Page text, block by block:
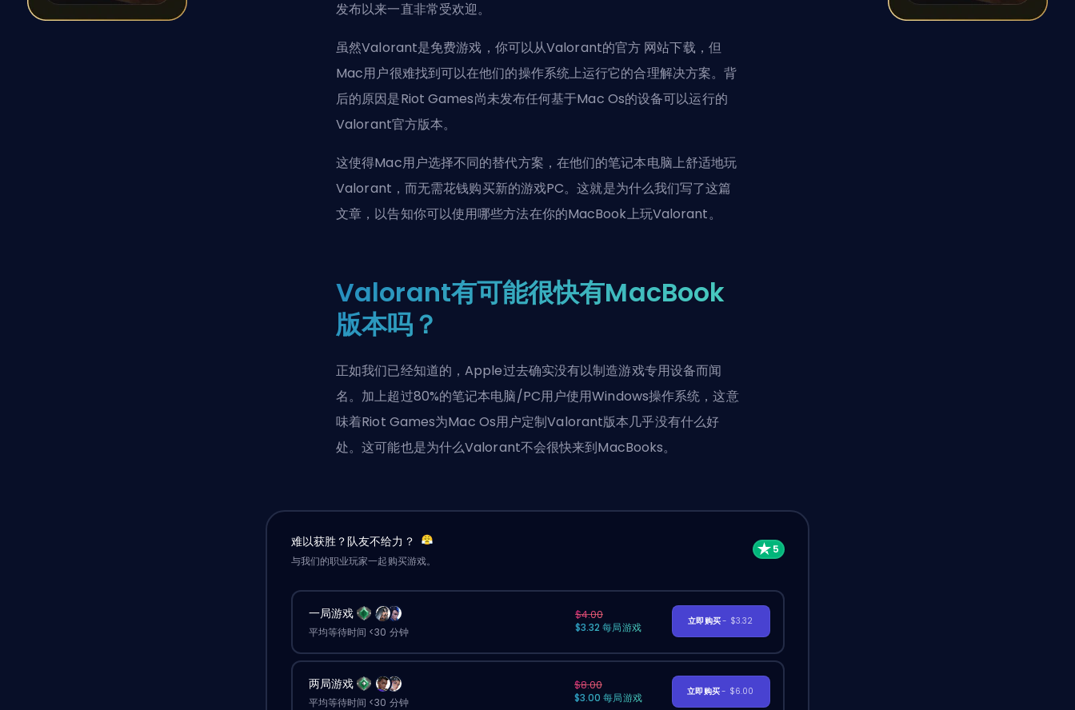
发布以来一直非常受欢迎。
虽然Valorant是免费游戏，你可以从Valorant的官方 网站下载，但
Mac用户很难找到可以在他们的操作系统上运行它的合理解决方案。背
后的原因是Riot Games尚未发布任何基于Mac Os的设备可以运行的
Valorant官方版本。
这使得Mac用户选择不同的替代方案，在他们的笔记本电脑上舒适地玩
Valorant，而无需花钱购买新的游戏PC。这就是为什么我们写了这篇
文章，以告知你可以使用哪些方法在你的MacBook上玩Valorant。
Valorant有可能很快有MacBook
版本吗？
正如我们已经知道的，Apple过去确实没有以制造游戏专用设备而闻
名。加上超过80%的笔记本电脑/PC用户使用Windows操作系统，这意
味着Riot Games为Mac Os用户定制Valorant版本几乎没有什么好
处。这可能也是为什么Valorant不会很快来到MacBooks。
难以获胜？队友不给力？
与我们的职业玩家一起购买游戏。
一局游戏
平均等待时间 <30 分钟
$4.00
$3.32 每局游戏
立即购买- $3.32
两局游戏
平均等待时间 <30 分钟
$8.00
$3.00 每局游戏
立即购买- $6.00